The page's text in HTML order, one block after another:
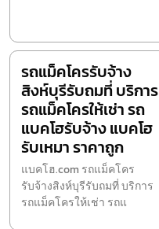
รถแม็คโครรับจ้าง
สิงห์บุรีรับถมที่ บริการ
รถแม็คโครให้เช่า รถ
แบคโฮรับจ้าง แบคโฮ
รับเหมา ราคาถูก
แบคโฮ.com รถแม็คโคร
รับจ้างสิงห์บุรีรับถมที่ บริการ
รถแม็คโครให้เช่า รถแ